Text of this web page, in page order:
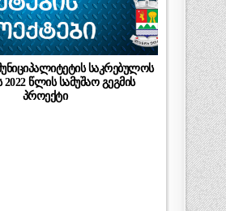
საკრებულოს
2022 წლის სამუშაო გეგმის
პროექტი